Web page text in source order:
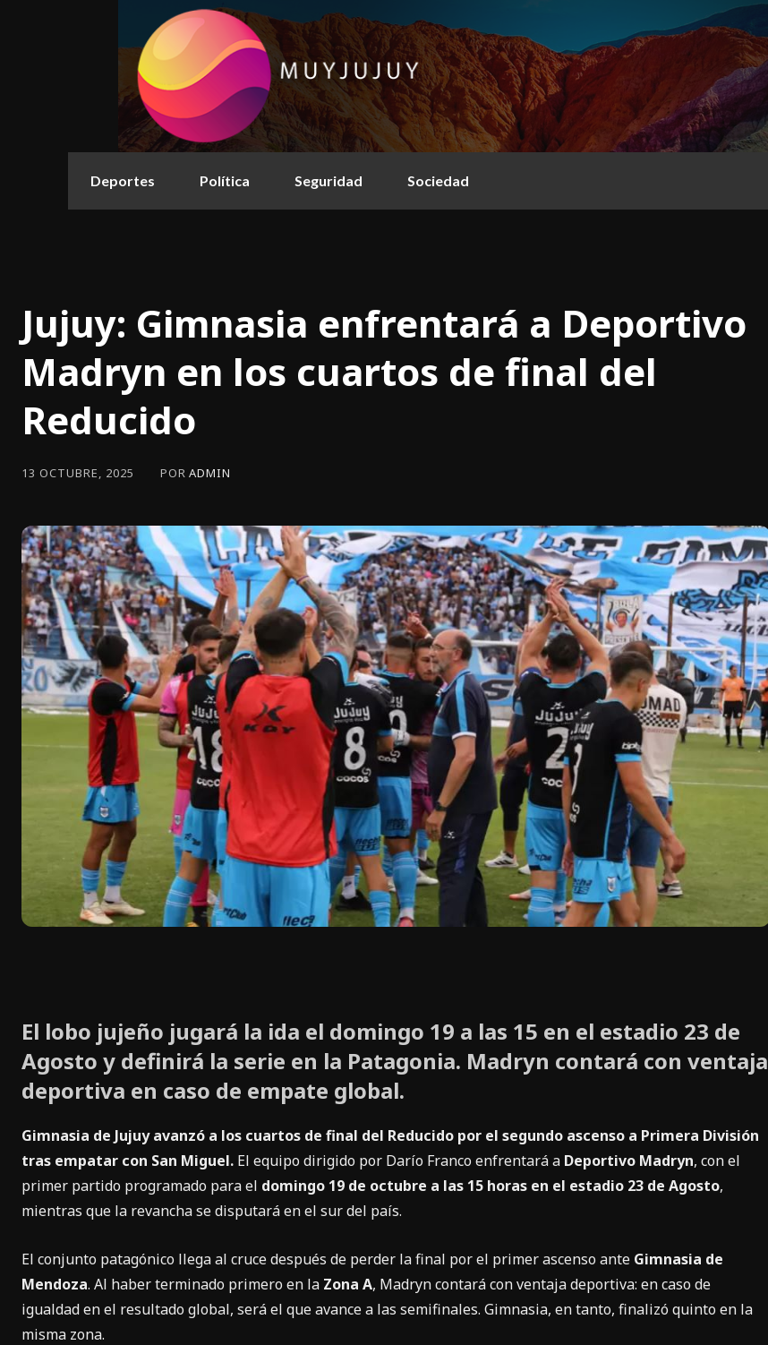
Deportes Política Seguridad Sociedad
Jujuy: Gimnasia enfrentará a Deportivo
Madryn en los cuartos de final del
Reducido
13 OCTUBRE, 2025 POR ADMIN
El lobo jujeño jugará la ida el domingo 19 a las 15 en el estadio 23 de
Agosto y definirá la serie en la Patagonia. Madryn contará con ventaja
deportiva en caso de empate global.
Gimnasia de Jujuy avanzó a los cuartos de final del Reducido por el segundo ascenso a Primera División
tras empatar con San Miguel. El equipo dirigido por Darío Franco enfrentará a Deportivo Madryn, con el
primer partido programado para el domingo 19 de octubre a las 15 horas en el estadio 23 de Agosto,
mientras que la revancha se disputará en el sur del país.
El conjunto patagónico llega al cruce después de perder la final por el primer ascenso ante Gimnasia de
Mendoza. Al haber terminado primero en la Zona A, Madryn contará con ventaja deportiva: en caso de
igualdad en el resultado global, será el que avance a las semifinales. Gimnasia, en tanto, finalizó quinto en la
misma zona.